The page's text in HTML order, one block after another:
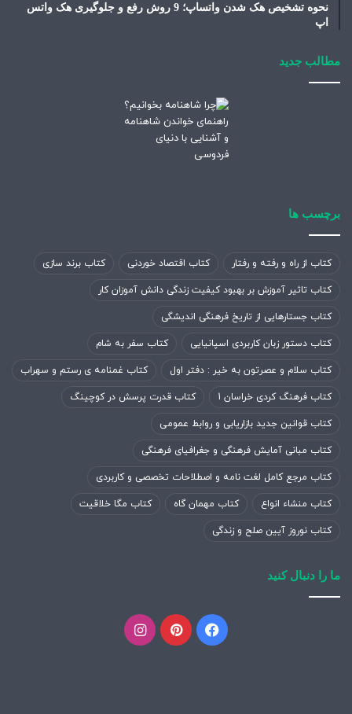
نحوه تشخیص هک شدن واتساپ؛ 9 روش رفع و جلوگیری هک واتس
اپ
مطالب جدید
برچسب ها
کتاب از راه و رفته و رفتار کتاب اقتصاد خوردنی کتاب برند سازی
کتاب تاثیر آموزش بر بهبود کیفیت زندگی دانش آموزان کار
کتاب جستارهایی از تاریخ فرهنگی اندیشگی
کتاب دستور زبان کاربردی اسپانیایی کتاب سفر به شام
کتاب سلام و عصرتون به خیر : دفتر اول کتاب غمنامه ی رستم و سهراب
کتاب فرهنگ کردی خراسان 1 کتاب قدرت پرسش در کوچینگ
کتاب قوانین جدید بازاریابی و روابط عمومی
کتاب مبانی آمایش فرهنگی و جغرافیای فرهنگی
کتاب مرجع کامل لغت نامه و اصطلاحات تخصصی و کاربردی
کتاب منشاء انواع کتاب مهمان گاه کتاب مگا خلاقیت
کتاب نوروز آیین صلح و زندگی
ما را دنبال کنید
فیسبوکپینتریستاینستاگرام